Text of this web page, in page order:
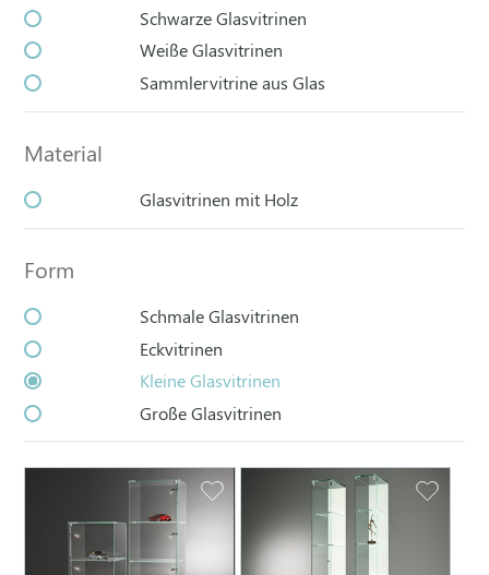
Schwarze Glasvitrinen
Weiße Glasvitrinen
Sammlervitrine aus Glas
Material
Glasvitrinen mit Holz
Form
Schmale Glasvitrinen
Eckvitrinen
Kleine Glasvitrinen
Große Glasvitrinen